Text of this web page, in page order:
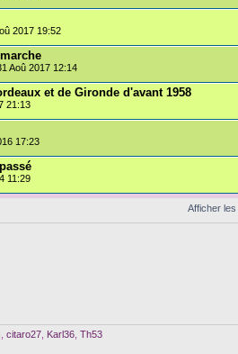
2017 19:52
Aoû 2017 12:14
et de Gironde d'avant 1958
21:13
17:23
11:29
Afficher
citaro27 Karl36 Th53